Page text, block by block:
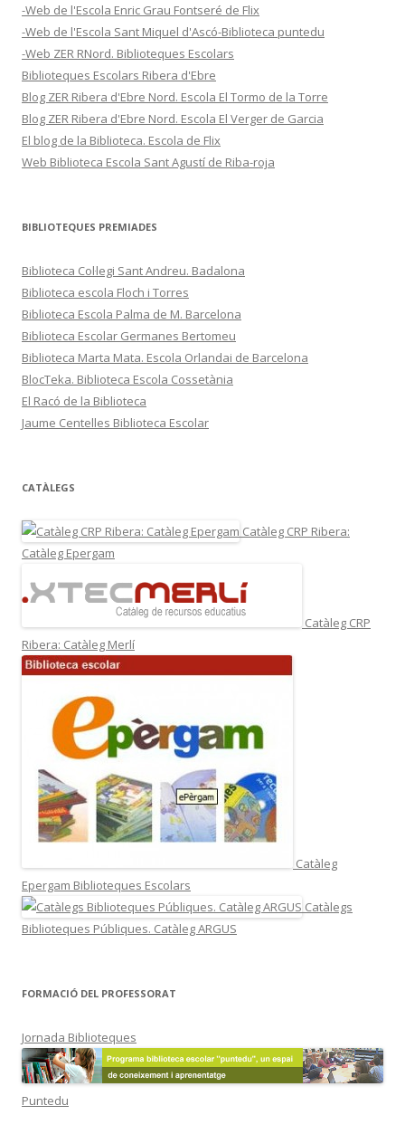
-Web de l'Escola Enric Grau Fontseré de Flix
-Web de l'Escola Sant Miquel d'Ascó-Biblioteca puntedu
-Web ZER RNord. Biblioteques Escolars
Biblioteques Escolars Ribera d'Ebre
Blog ZER Ribera d'Ebre Nord. Escola El Tormo de la Torre
Blog ZER Ribera d'Ebre Nord. Escola El Verger de Garcia
El blog de la Biblioteca. Escola de Flix
Web Biblioteca Escola Sant Agustí de Riba-roja
BIBLIOTEQUES PREMIADES
Biblioteca Col·legi Sant Andreu. Badalona
Biblioteca escola Floch i Torres
Biblioteca Escola Palma de M. Barcelona
Biblioteca Escolar Germanes Bertomeu
Biblioteca Marta Mata. Escola Orlandai de Barcelona
BlocTeka. Biblioteca Escola Cossetània
El Racó de la Biblioteca
Jaume Centelles Biblioteca Escolar
CATÀLEGS
Catàleg CRP Ribera:
Catàleg Epergam
Catàleg CRP
Ribera: Catàleg Merlí
Catàleg
Epergam Biblioteques Escolars
Catàlegs
Biblioteques Públiques. Catàleg ARGUS
FORMACIÓ DEL PROFESSORAT
Jornada Biblioteques
Puntedu